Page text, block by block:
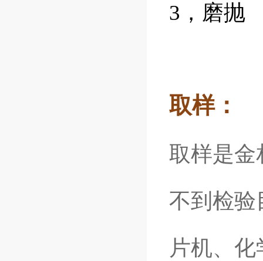
3，磨抛
取样：
取样是金
不到检验
片机、